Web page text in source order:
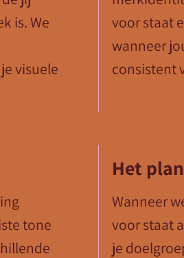
is. We
visuele
voor staat
wanneer
consistent
tone
Het
Wanneer
voor staat
je